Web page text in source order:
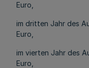
Euro,
im dritten Jahr
Euro,
im vierten Jahr
Euro,